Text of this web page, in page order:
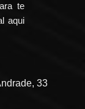
te
aqui
33